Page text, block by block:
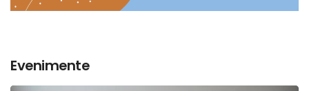
Evenimente